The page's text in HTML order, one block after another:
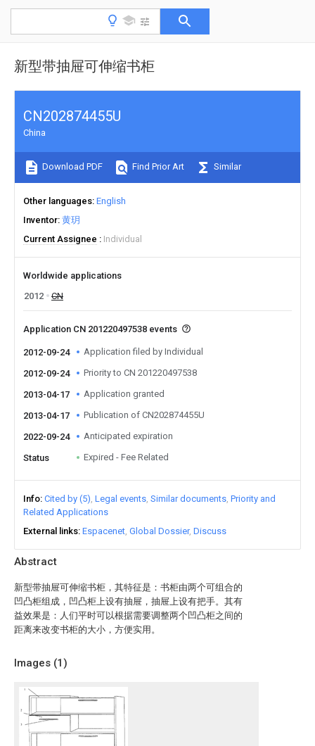
新型带抽屉可伸缩书柜
Abstract
新型带抽屉可伸缩书柜，其特征是：书柜由两个可组合的
凹凸柜组成，凹凸柜上设有抽屉，抽屉上设有把手。其有
益效果是：人们平时可以根据需要调整两个凹凸柜之间的
距离来改变书柜的大小，方便实用。
Images (1)
CN202874455U
China
Download PDF Find Prior Art Similar
Other languages English
Inventor 黄玥
Current Assignee
Individual
Worldwide applications
2012
CN
Application CN 201220497538 events
2012-09-24 Application filed by Individual
2012-09-24 Priority to CN 201220497538
2013-04-17 Application granted
2013-04-17 Publication of CN202874455U
2022-09-24 Anticipated expiration
Status Expired - Fee Related
Info Cited by (5) Legal events Similar documents Priority and
Related Applications
External links Espacenet Global Dossier Discuss